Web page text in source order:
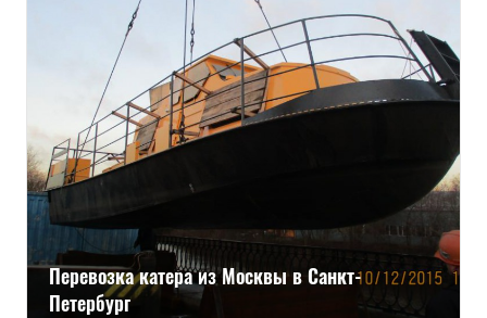
Перевозка катера из Москвы в Санкт-
Петербург